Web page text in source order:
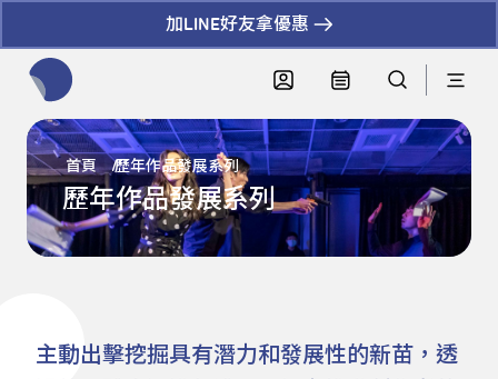
加LINE好友拿優惠
首頁 歷年作品發展系列
歷年作品發展系列
主動出擊挖掘具有潛⼒和發展性的新苗，透